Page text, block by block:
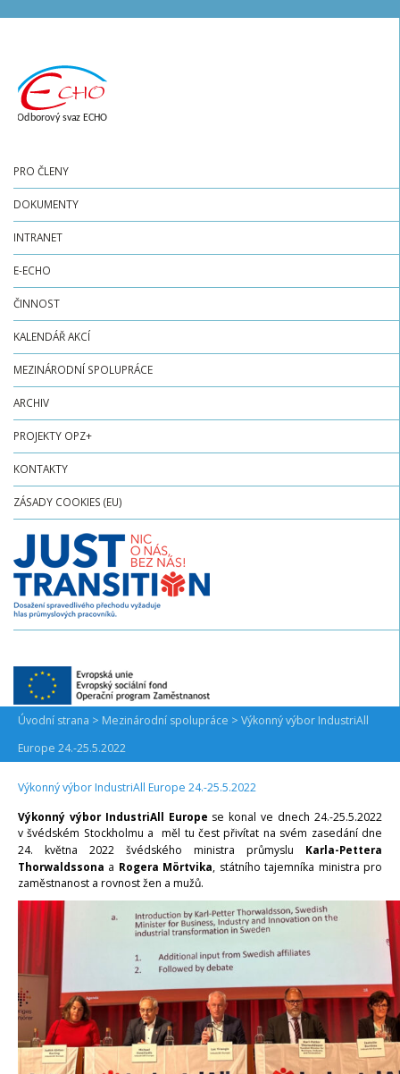
PRO ČLENY
DOKUMENTY
INTRANET
E-ECHO
ČINNOST
KALENDÁŘ AKCÍ
MEZINÁRODNÍ SPOLUPRÁCE
ARCHIV
PROJEKTY OPZ+
KONTAKTY
ZÁSADY COOKIES (EU)
Úvodní strana > Mezinárodní spolupráce > Výkonný výbor IndustriAll
Europe 24.-25.5.2022
Výkonný výbor IndustriAll Europe 24.-25.5.2022
Výkonný výbor IndustriAll Europe se konal ve dnech 24.-25.5.2022
v švédském Stockholmu a měl tu čest přivítat na svém zasedání dne
24. května 2022 švédského ministra průmyslu Karla-Pettera
Thorwaldssona a Rogera Mörtvika, státního tajemníka ministra pro
zaměstnanost a rovnost žen a mužů.